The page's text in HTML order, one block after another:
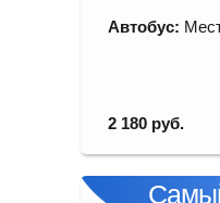
Автобус:
2 180 руб.